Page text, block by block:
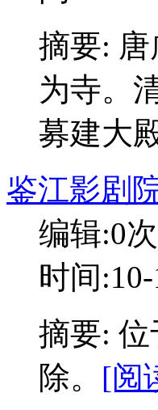
摘要:
为寺。
募建大殿
鉴江影剧
编辑:0
时间
摘要:
除。 [阅